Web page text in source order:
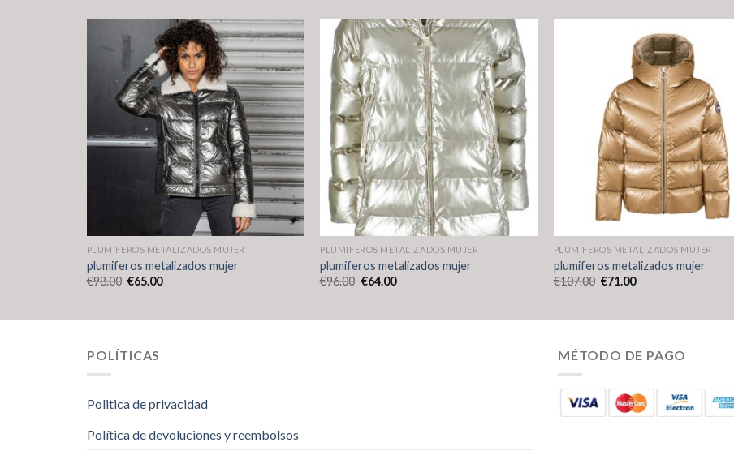
PLUMIFEROS METALIZADOS MUJER
plumiferos metalizados mujer
€98.00 €65.00
PLUMIFEROS METALIZADOS MUJER
plumiferos metalizados mujer
€96.00 €64.00
PLUMIFEROS METALIZADOS MUJER
plumiferos metalizados mujer
€107.00 €71.00
POLÍTICAS
Politica de privacidad
Política de devoluciones y reembolsos
MÉTODO DE PAGO